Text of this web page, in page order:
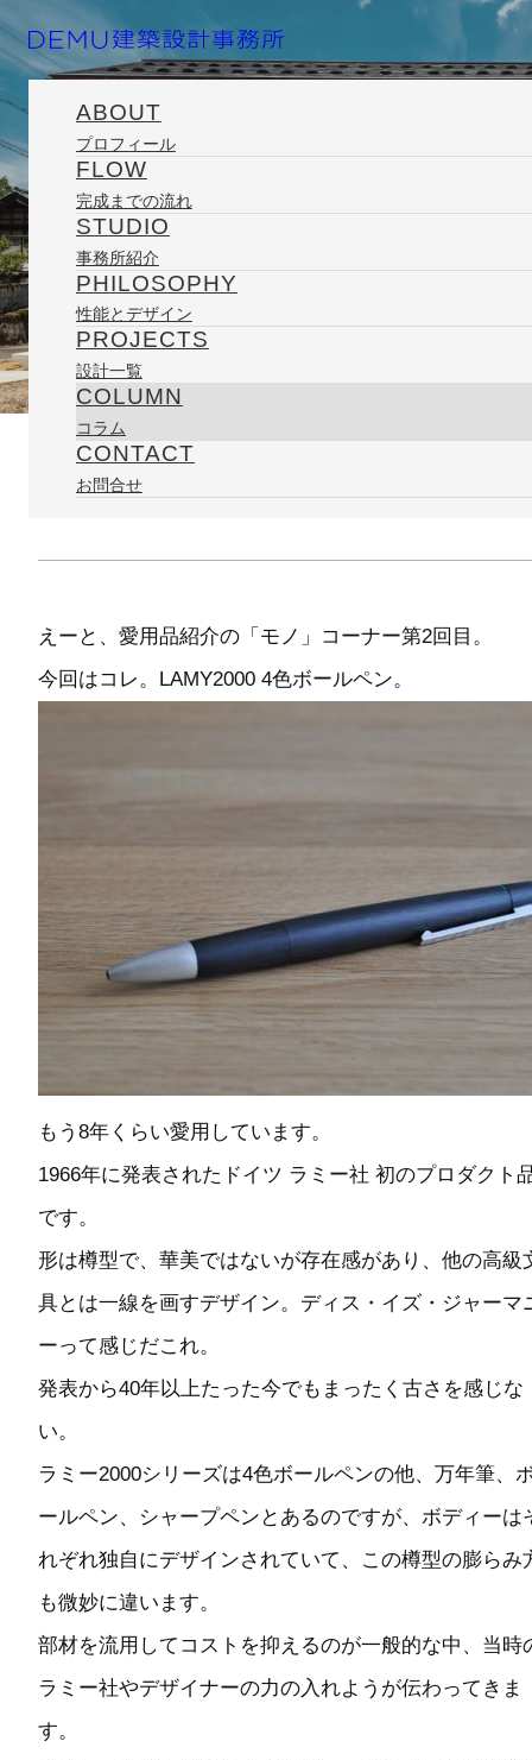
ABOUT
プロフィール
FLOW
完成までの流れ
STUDIO
事務所紹介
PHILOSOPHY
性能とデザイン
PROJECTS
設計一覧
COLUMN
コラム
CONTACT
お問合せ
ホーム
2011/09/29
ＬＡＭＹ２０００
えーと、愛用品紹介の「モノ」コーナー第2回目。
今回はコレ。LAMY2000 4色ボールペン。
もう8年くらい愛用しています。
1966年に発表されたドイツ ラミー社 初のプロダクト
です。
形は樽型で、華美ではないが存在感があり、他の高級
具とは一線を画すデザイン。ディス・イズ・ジャーマ
ーって感じだこれ。
発表から40年以上たった今でもまったく古さを感じな
い。
ラミー2000シリーズは4色ボールペンの他、万年筆、
ールペン、シャープペンとあるのですが、ボディーは
れぞれ独自にデザインされていて、この樽型の膨らみ
も微妙に違います。
部材を流用してコストを抑えるのが一般的な中、当時
ラミー社やデザイナーの力の入れようが伝わってきま
す。